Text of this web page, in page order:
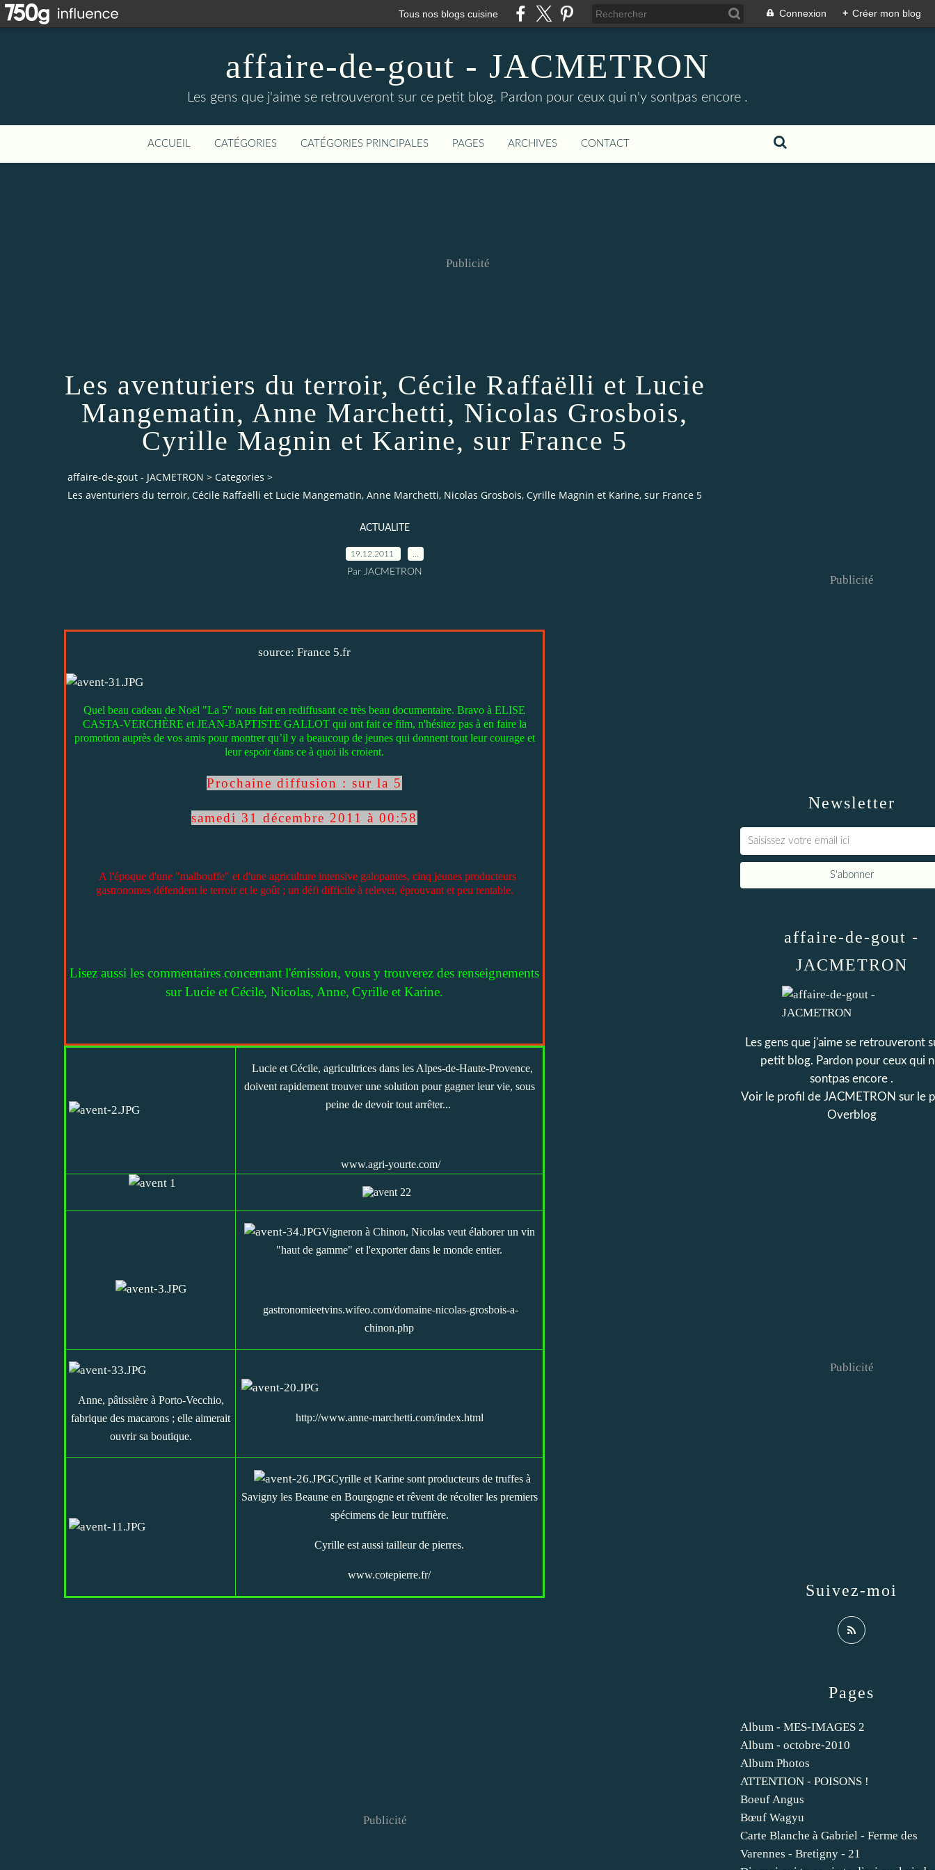
Tous nos blogs cuisine Connexion + Créer mon blog
affaire-de-gout - JACMETRON
Les gens que j'aime se retrouveront sur ce petit blog. Pardon pour ceux qui n'y sontpas encore .
ACCUEIL CATÉGORIES CATÉGORIES PRINCIPALES PAGES ARCHIVES CONTACT
Publicité
Les aventuriers du terroir, Cécile Raffaëlli et Lucie
Mangematin, Anne Marchetti, Nicolas Grosbois,
Cyrille Magnin et Karine, sur France 5
affaire-de-gout - JACMETRON > Categories >
Les aventuriers du terroir, Cécile Raffaëlli et Lucie Mangematin, Anne Marchetti, Nicolas Grosbois, Cyrille Magnin et Karine, sur France 5
ACTUALITE
19.12.2011
Par JACMETRON
source: France 5.fr
Quel beau cadeau de Noël "La 5" nous fait en rediffusant ce très beau documentaire. Bravo à ELISE
CASTA-VERCHÈRE et JEAN-BAPTISTE GALLOT qui ont fait ce film, n'hésitez pas à en faire la
promotion auprès de vos amis pour montrer qu’il y a beaucoup de jeunes qui donnent tout leur courage et
leur espoir dans ce à quoi ils croient.
Prochaine diffusion : sur la 5
samedi 31 décembre 2011 à 00:58
A l'époque d'une "malbouffe" et d'une agriculture intensive galopantes, cinq jeunes producteurs
gastronomes défendent le terroir et le goût ; un défi difficile à relever, éprouvant et peu rentable.
Lisez aussi les commentaires concernant l'émission, vous y trouverez des renseignements
sur Lucie et Cécile, Nicolas, Anne, Cyrille et Karine.
Lucie et Cécile, agricultrices dans les Alpes-de-Haute-Provence,
doivent rapidement trouver une solution pour gagner leur vie, sous
peine de devoir tout arrêter...
www.agri-yourte.com/
Vigneron à Chinon, Nicolas veut élaborer un vin
"haut de gamme" et l'exporter dans le monde entier.
gastronomieetvins.wifeo.com/domaine-nicolas-grosbois-a-
chinon.php
Anne, pâtissière à Porto-Vecchio,
fabrique des macarons ; elle aimerait
ouvrir sa boutique.
http://www.anne-marchetti.com/index.html
Cyrille et Karine sont producteurs de truffes à
Savigny les Beaune en Bourgogne et rêvent de récolter les premiers
spécimens de leur truffière.
Cyrille est aussi tailleur de pierres.
www.cotepierre.fr/
Publicité
Newsletter
Publicité
Pages
Album - MES-IMAGES 2
Album - octobre-2010
Album Photos
ATTENTION - POISONS !
Boeuf Angus
Bœuf Wagyu
Carte Blanche à Gabriel - Ferme des
Varennes - Bretigny - 21
affaire-de-gout -
JACMETRON
Les gens que j'aime se retrouveront
petit blog. Pardon pour ceux qui
sontpas encore .
Voir le profil de JACMETRON sur le
Overblog
Suivez-moi
Publicité